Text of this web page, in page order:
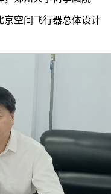
京空间飞行器总体设计